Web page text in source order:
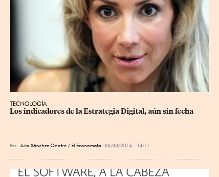
TECNOLOGÍA
Los indicadores de la Estrategia Digital, aún sin fecha
Por Julio Sánchez Onofre / El Economista 06/03/2014 - 14:11